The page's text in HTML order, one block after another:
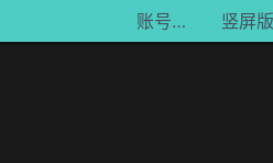
账号 竖屏